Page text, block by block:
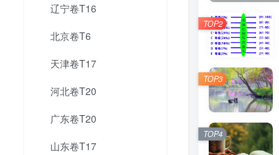
辽宁卷T16
北京卷T6
天津卷T17
河北卷T20
广东卷T20
山东卷T17
TOP2
TOP3
TOP4